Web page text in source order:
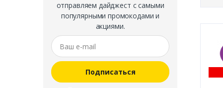
отправляем дайджест с самыми
популярными промокодами и
акциями.
Подписаться